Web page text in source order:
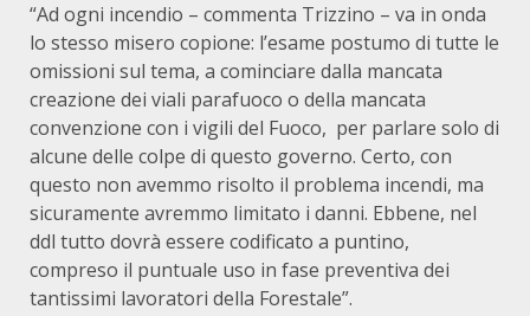
“Ad ogni incendio – commenta Trizzino – va in onda
lo stesso misero copione: l’esame postumo di tutte le
omissioni sul tema, a cominciare dalla mancata
creazione dei viali parafuoco o della mancata
convenzione con i vigili del Fuoco, per parlare solo di
alcune delle colpe di questo governo. Certo, con
questo non avemmo risolto il problema incendi, ma
sicuramente avremmo limitato i danni. Ebbene, nel
ddl tutto dovrà essere codificato a puntino,
compreso il puntuale uso in fase preventiva dei
tantissimi lavoratori della Forestale”.